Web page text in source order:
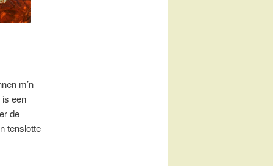
m’n
een
de
tenslotte